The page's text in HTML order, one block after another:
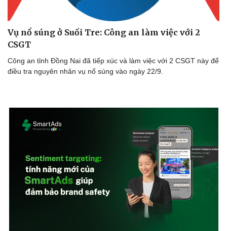
Vụ nổ súng ở Suối Tre: Công an làm việc với 2
CSGT
Công an tỉnh Đồng Nai đã tiếp xúc và làm việc với 2 CSGT này để
điều tra nguyên nhân vụ nổ súng vào ngày 22/9.